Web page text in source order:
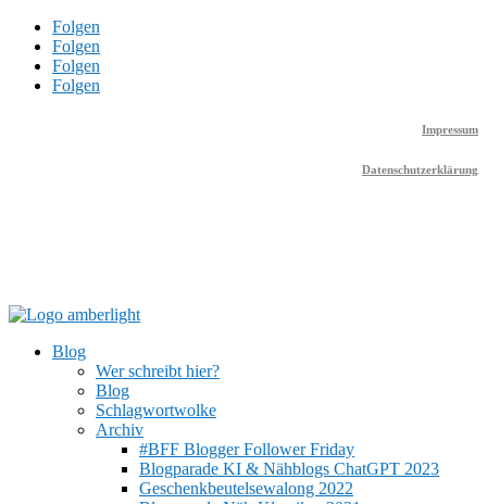
Folgen
Folgen
Folgen
Folgen
Impressum
Datenschutzerklärung
Blog
Wer schreibt hier?
Blog
Schlagwortwolke
Archiv
#BFF Blogger Follower Friday
Blogparade KI & Nähblogs ChatGPT 2023
Geschenkbeutelsewalong 2022